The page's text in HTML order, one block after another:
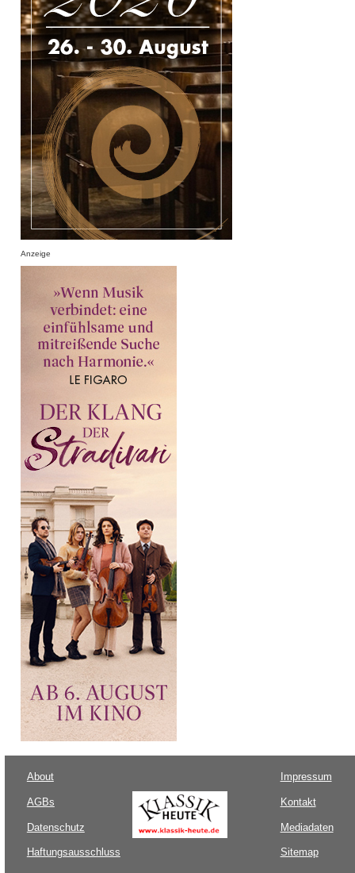
Anzeige
About
AGBs
Datenschutz
Haftungsausschluss
Impressum
Kontakt
Mediadaten
Sitemap